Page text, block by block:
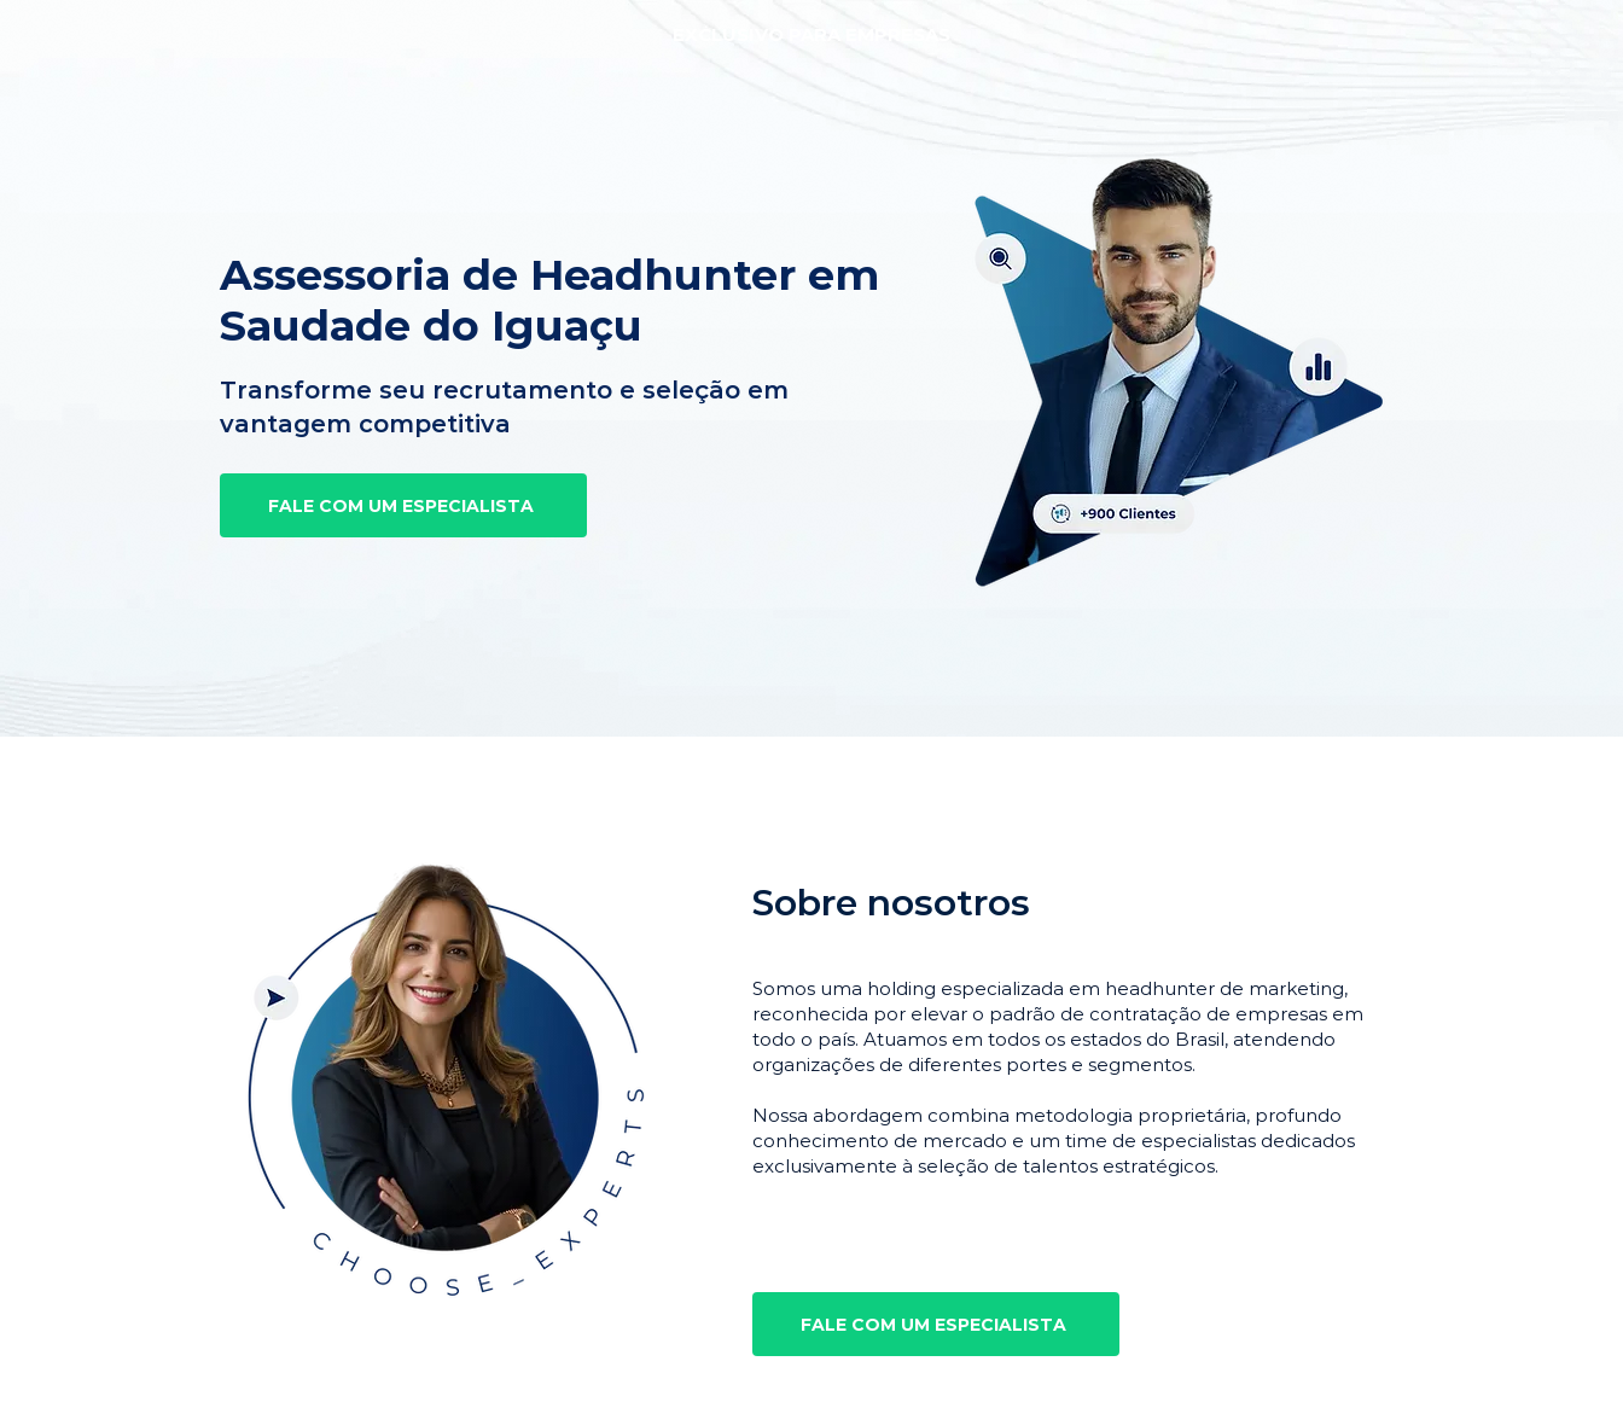
Assessoria de Headhunter em
Saudade do Iguaçu
Transforme seu recrutamento e seleção em
vantagem competitiva
FALE COM UM ESPECIALISTA
Sobre nosotros
Somos uma holding especializada em headhunter de marketing,
reconhecida por elevar o padrão de contratação de empresas em
todo o país. Atuamos em todos os estados do Brasil, atendendo
organizações de diferentes portes e segmentos.
Nossa abordagem combina metodologia proprietária, profundo
conhecimento de mercado e um time de especialistas dedicados
exclusivamente à seleção de talentos estratégicos.
FALE COM UM ESPECIALISTA